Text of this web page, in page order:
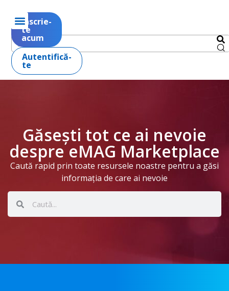
Înscrie-
te
acum
Autentifică-
te
Găsești tot ce ai nevoie
despre eMAG Marketplace
Caută rapid prin toate resursele noastre pentru a găsi
informația de care ai nevoie